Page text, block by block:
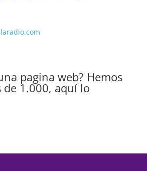
pagina web? Hemos
de 1.000, aquí lo